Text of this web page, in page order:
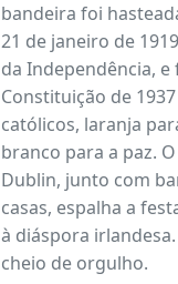
bandeira foi
21 de janeiro de
da Independência, e
Constituição de
católicos, laranja
branco para a paz.
Dublin, junto com
casas, espalha a
à diáspora
cheio de orgulho.